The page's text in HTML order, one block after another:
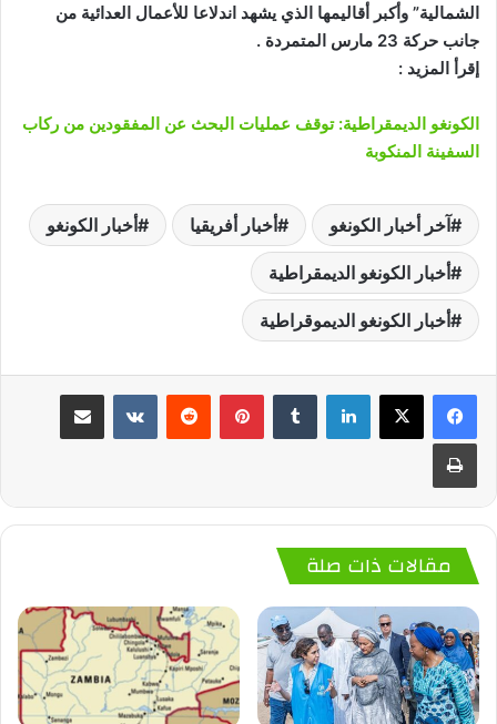
الشمالية” وأكبر أقاليمها الذي يشهد اندلاعا للأعمال العدائية من
جانب حركة 23 مارس المتمردة .
إقرأ المزيد :
الكونغو الديمقراطية: توقف عمليات البحث عن المفقودين من ركاب
السفينة المنكوبة
آخر أخبار الكونغو أخبار أفريقيا أخبار الكونغو
أخبار الكونغو الديمقراطية
أخبار الكونغو الديموقراطية
لينكدإن بينتيريست
مقالات ذات صلة